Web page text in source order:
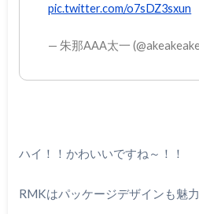
pic.twitter.com/o7sDZ3sxun
— 朱那AAA太一
ハイ！！かわいいですね～！！
RMKはパッケージデザインも魅